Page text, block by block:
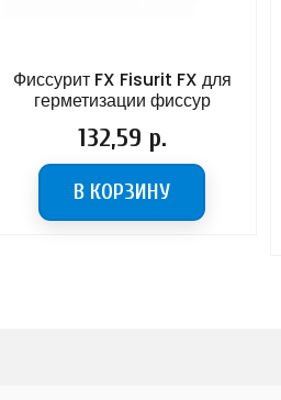
Фиссурит FX Fisurit FX для
герметизации фиссур
Цена
132,59 р.
В КОРЗИНУ